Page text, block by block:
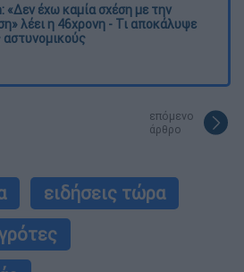
«Δεν έχω καμία σχέση με την
λέει η 46χρονη - Τι αποκάλυψε
αστυνομικούς
επόμενο
άρθρο
ειδήσεις τώρα